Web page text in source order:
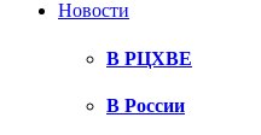
Новости
В РЦХВЕ
В России